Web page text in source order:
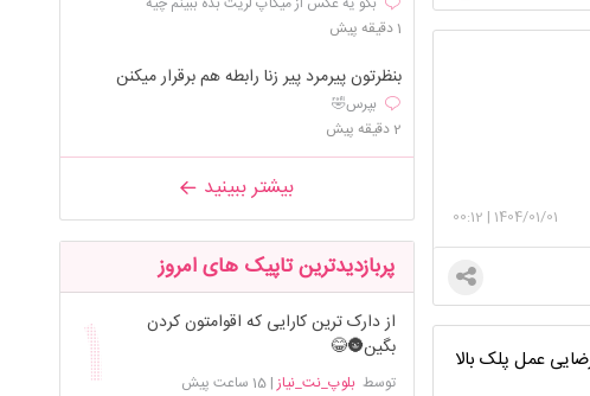
1404/01/01
|
00:12
عمل پلک بالا
1 دقیقه پیش
بنظرتون پیرمرد پیر زنا رابطه هم برقرار میکنن
بپرس🤣
2 دقیقه پیش
بیشتر ببینید
پربازدیدترین تاپیک های امروز
از دارک ترین کارایی که اقوامتون کردن
بگین🌚😂
توسطبلوپ_نت_نیاز|15 ساعت پیش